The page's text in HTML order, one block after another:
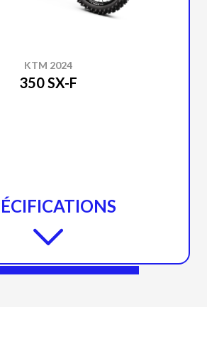
KTM 2024
350 SX-F